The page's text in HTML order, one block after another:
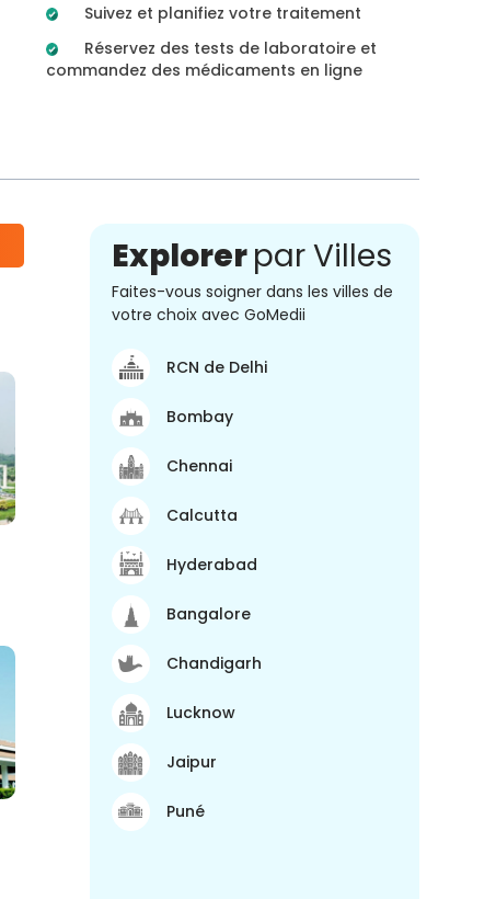
Suivez et planifiez votre traitement
Réservez des tests de laboratoire et
commandez des médicaments en ligne
Explorerpar Villes
Faites-vous soigner dans les villes de
votre choix avec GoMedii
RCN de Delhi
Bombay
Chennai
Calcutta
Hyderabad
Bangalore
Chandigarh
Lucknow
Jaipur
Puné